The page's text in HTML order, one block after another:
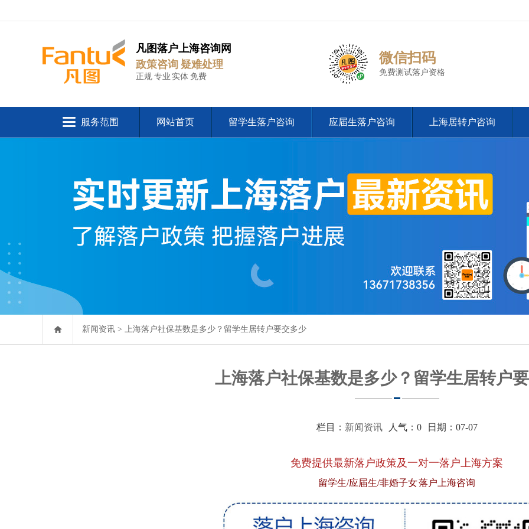
凡图落户上海咨询网
政策咨询 疑难处理
正规 专业 实体 免费
微信扫码
免费测试落户资格
服务范围 网站首页 留学生落户咨询 应届生落户咨询 上海居转户咨询
新闻资讯 > 上海落户社保基数是多少？留学生居转户要交多少
上海落户社保基数是多少？留学生居转户
栏目： 新闻资讯人气： 0日期：07-07
免费提供最新落户政策及一对一落户上海方案
留学生/应届生/非婚子女 落户上海咨询